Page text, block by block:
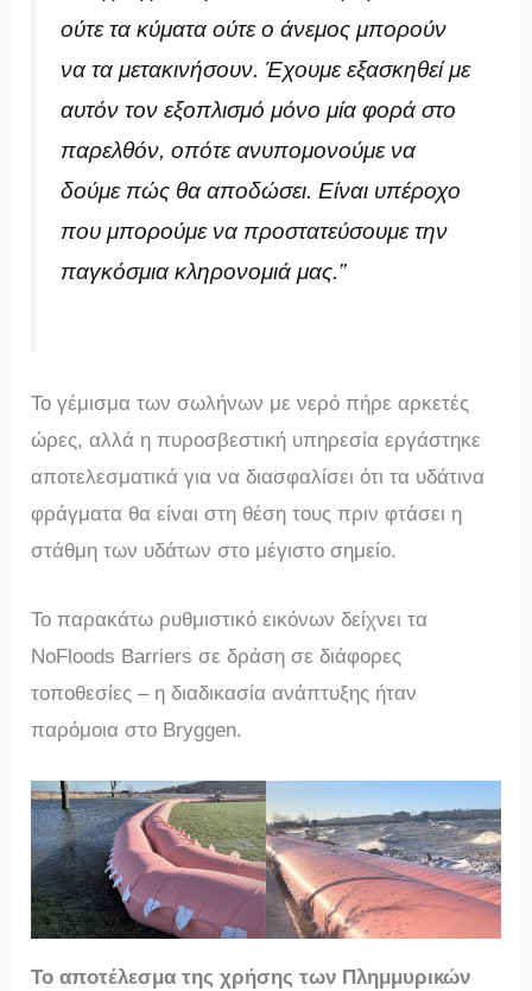
ούτε τα κύματα ούτε ο άνεμος μπορούν
να τα μετακινήσουν. Έχουμε εξασκηθεί με
αυτόν τον εξοπλισμό μόνο μία φορά στο
παρελθόν, οπότε ανυπομονούμε να
δούμε πώς θα αποδώσει. Είναι υπέροχο
που μπορούμε να προστατεύσουμε την
παγκόσμια κληρονομιά μας.”
Το γέμισμα των σωλήνων με νερό πήρε αρκετές
ώρες, αλλά η πυροσβεστική υπηρεσία εργάστηκε
αποτελεσματικά για να διασφαλίσει ότι τα υδάτινα
φράγματα θα είναι στη θέση τους πριν φτάσει η
στάθμη των υδάτων στο μέγιστο σημείο.
Το παρακάτω ρυθμιστικό εικόνων δείχνει τα
NoFloods Barriers σε δράση σε διάφορες
τοποθεσίες – η διαδικασία ανάπτυξης ήταν
παρόμοια στο Bryggen.
Το αποτέλεσμα της χρήσης των Πλημμυρικών